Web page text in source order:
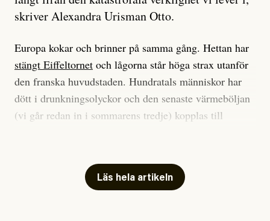
skriver Alexandra Urisman Otto.
Europa kokar och brinner på samma gång. Hettan har
stängt Eiffeltornet och lågorna står höga strax utanför
den franska huvudstaden. Hundratals människor har
dött i drunkningsolyckor och den senaste värmeböljan
(vi går redan in i sommarens tredje) kopplas till
Har du också panik i hettan? Känns det som en
mardröm? Bra, allt annat vore fullständigt orimligt.
Läs hela artikeln